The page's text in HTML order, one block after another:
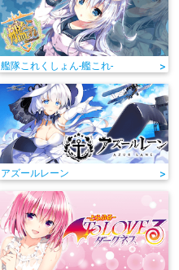
艦隊これくしょん-艦これ- >
アズールレーン >